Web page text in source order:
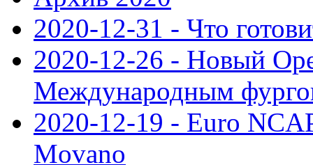
2020-12-31 - Что
2020-12-26 - Новый
Международным
2020-12-19 - Euro
Movano